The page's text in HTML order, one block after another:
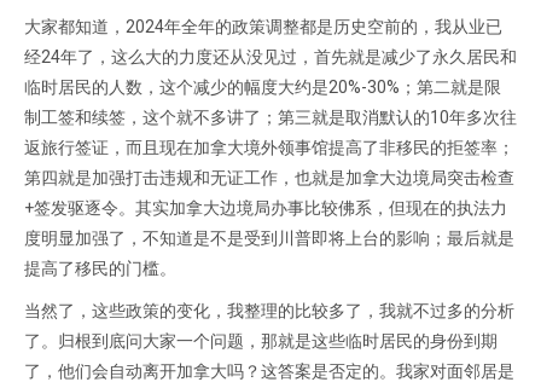
大家都知道，2024年全年的政策调整都是历史空前的，我从业已
经24年了，这么大的力度还从没见过，首先就是减少了永久居民和
临时居民的人数，这个减少的幅度大约是20%-30%；第二就是限
制工签和续签，这个就不多讲了；第三就是取消默认的10年多次往
返旅行签证，而且现在加拿大境外领事馆提高了非移民的拒签率；
第四就是加强打击违规和无证工作，也就是加拿大边境局突击检查
+签发驱逐令。其实加拿大边境局办事比较佛系，但现在的执法力
度明显加强了，不知道是不是受到川普即将上台的影响；最后就是
提高了移民的门槛。
当然了，这些政策的变化，我整理的比较多了，我就不过多的分析
了。归根到底问大家一个问题，那就是这些临时居民的身份到期
了，他们会自动离开加拿大吗？这答案是否定的。我家对面邻居是